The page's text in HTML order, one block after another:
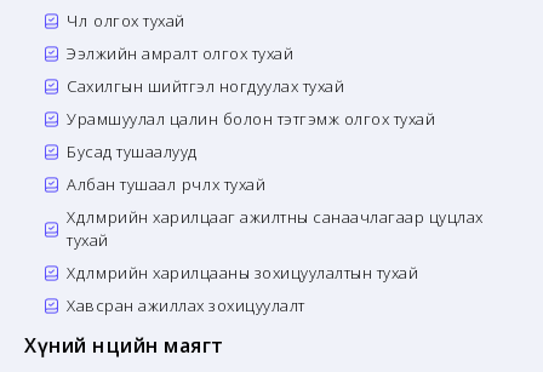
Чөлөө олгох тухай
Ээлжийн амралт олгох тухай
Сахилгын шийтгэл ногдуулах тухай
Урамшуулал цалин болон тэтгэмж олгох тухай
Бусад тушаалууд
Албан тушаал өөрчлөх тухай
Хөдөлмөрийн харилцааг ажилтны санаачлагаар цуцлах
тухай
Хөдөлмөрийн харилцааны зохицуулалтын тухай
Хавсран ажиллах зохицуулалт
Хүний нөөцийн маягт